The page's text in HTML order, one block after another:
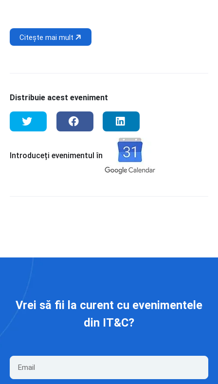
Citește mai mult
Distribuie acest eveniment
Introduceți evenimentul în
Vrei să fii la curent cu evenimentele
din IT&C?